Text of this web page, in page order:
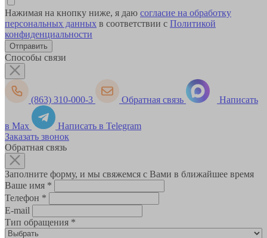
Нажимая на кнопку ниже, я даю согласие на обработку
персональных данных в соответствии с Политикой
конфиденциальности
Способы связи
(863) 310-000-3 Обратная связь Написать
в Max
Написать в Telegram
Заказать звонок
Обратная связь
Заполните форму, и мы свяжемся с Вами в ближайшее время
Ваше имя *
Телефон *
E-mail
Тип обращения *